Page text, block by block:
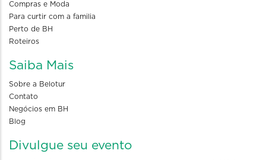
Compras e Moda
Para curtir com a familia
Perto de BH
Roteiros
Saiba Mais
Sobre a Belotur
Contato
Negócios em BH
Blog
Divulgue seu evento